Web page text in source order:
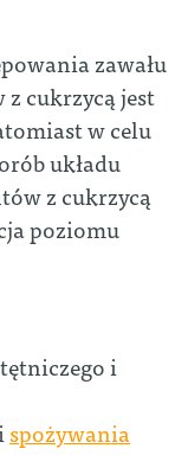
zawału
cukrzycą jest
w celu
układu
z cukrzycą
poziomu
i
spożywania